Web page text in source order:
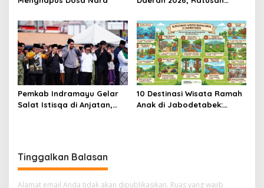
Pemkab Indramayu Gelar
Salat Istisqa di Anjatan,
10 Destinasi Wisata Ramah
Anak di Jabodetabek:
Tinggalkan Balasan
Alamat email Anda tidak akan dipublikasikan. Ruas yang wajib